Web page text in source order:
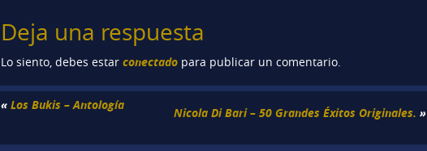
Deja una respuesta
Lo siento, debes estarconectado para publicar un comentario.
«Los Bukis – Antología
Nicola Di Bari – 50 Grandes Éxitos Originales. »